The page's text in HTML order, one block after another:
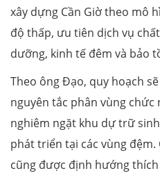
xây dựng Cần Giờ theo mô
độ thấp, ưu tiên dịch vụ
dưỡng, kinh tế đêm và bảo
Theo ông Đạo, quy hoạch
nguyên tắc phân vùng
nghiêm ngặt khu dự trữ
phát triển tại các vùng
cũng được định hướng